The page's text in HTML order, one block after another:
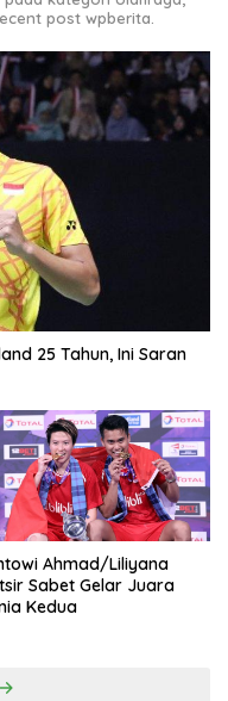
post wpberita.
25 Tahun, Ini Saran
Ahmad/Liliyana
Sabet Gelar Juara
Kedua